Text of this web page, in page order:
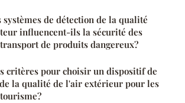
de détection de la qualité
influencent-ils la sécurité des
de produits dangereux?
critères pour choisir un dispositif de
la qualité de l'air extérieur pour les